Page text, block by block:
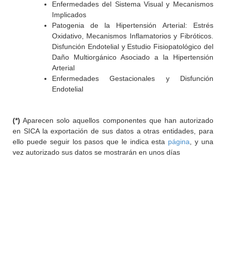
Enfermedades del Sistema Visual y Mecanismos
Implicados
Patogenia de la Hipertensión Arterial: Estrés
Oxidativo, Mecanismos Inflamatorios y Fibróticos.
Disfunción Endotelial y Estudio Fisiopatológico del
Daño Multiorgánico Asociado a la Hipertensión
Arterial
Enfermedades Gestacionales y Disfunción
Endotelial
(*) Aparecen solo aquellos componentes que han autorizado
en SICA la exportación de sus datos a otras entidades, para
ello puede seguir los pasos que le indica esta página , y una
vez autorizado sus datos se mostrarán en unos días